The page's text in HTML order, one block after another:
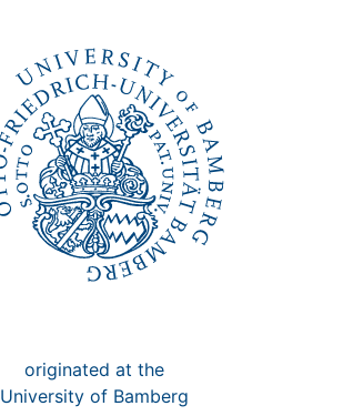
originated at the
University of Bamberg